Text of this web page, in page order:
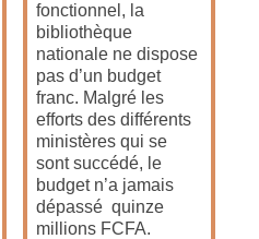
fonctionnel, la
bibliothèque
nationale ne dispose
pas d’un budget
franc. Malgré les
efforts des différents
ministères qui se
sont succédé, le
budget n’a jamais
dépassé quinze
millions FCFA.